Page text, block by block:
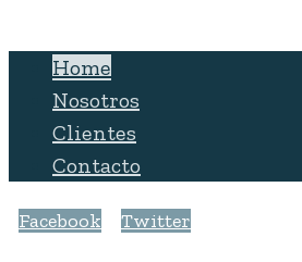
Home
Nosotros
Clientes
Contacto
Facebook Twitter